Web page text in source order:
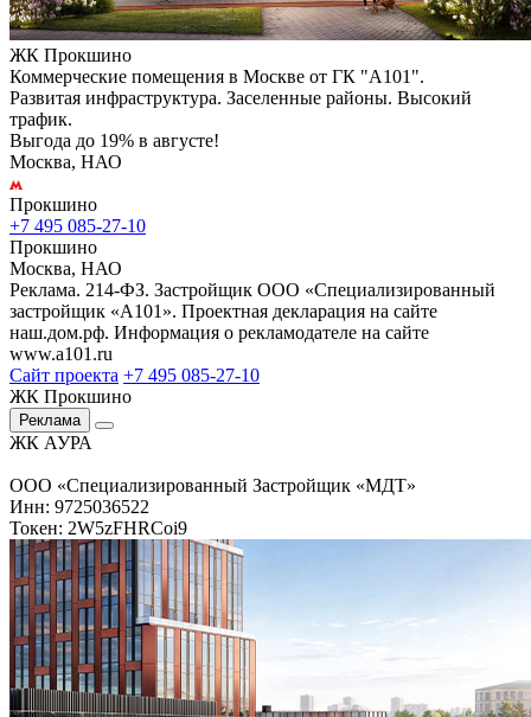
ЖК Прокшино
Коммерческие помещения в Москве от ГК "А101".
Развитая инфраструктура. Заселенные районы. Высокий
трафик.
Выгода до 19% в августе!
Москва, НАО
Прокшино
+7 495 085-27-10
Прокшино
Москва, НАО
Реклама. 214-ФЗ. Застройщик ООО «Специализированный
застройщик «А101». Проектная декларация на сайте
наш.дом.рф. Информация о рекламодателе на сайте
www.a101.ru
Сайт проекта +7 495 085-27-10
ЖК Прокшино
Реклама
ЖК АУРА
ООО «Специализированный Застройщик «МДТ»
Инн: 9725036522
Токен: 2W5zFHRCoi9